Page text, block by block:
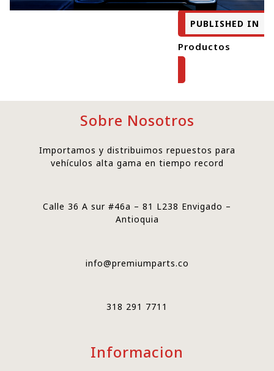
PUBLISHED IN
Productos
Sobre Nosotros
Importamos y distribuimos repuestos para
vehículos alta gama en tiempo record
Calle 36 A sur #46a – 81 L238 Envigado –
Antioquia
info@premiumparts.co
318 291 7711
Informacion